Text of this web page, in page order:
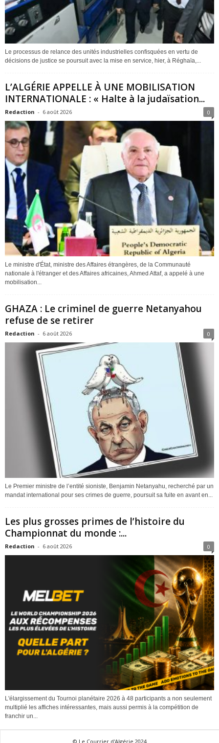
Le processus de relance des unités industrielles confisquées en vertu de
décisions de justice se poursuit avec la mise en service, hier, à Réghaïa,...
L’ALGÉRIE APPELLE À UNE MOBILISATION
INTERNATIONALE : « Halte à la judaïsation...
Redaction - 6 août 2026 0
Le ministre d'État, ministre des Affaires étrangères, de la Communauté
nationale à l'étranger et des Affaires africaines, Ahmed Attaf, a appelé à une
mobilisation...
GHAZA : Le criminel de guerre Netanyahou
refuse de se retirer
Redaction - 6 août 2026 0
Le Premier ministre de l’entité sioniste, Benjamin Netanyahu, recherché par un
mandat international pour ses crimes de guerre, poursuit sa fuite en avant en...
Les plus grosses primes de l’histoire du
Championnat du monde :...
Redaction - 6 août 2026 0
L'élargissement du Tournoi planétaire 2026 à 48 participants a non seulement
multiplié les affiches intéressantes, mais aussi permis à la compétition de
franchir un...
© Le Courrier d'Algérie 2024